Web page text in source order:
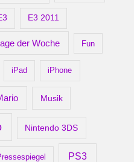
E3 2011
der Woche Fun
iPad iPhone
Musik
Nintendo 3DS
PS3